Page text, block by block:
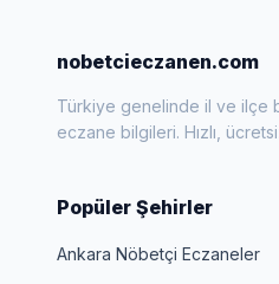
nobetcieczanen.com
Türkiye genelinde il ve ilçe
eczane bilgileri. Hızlı,
Popüler Şehirler
Ankara Nöbetçi Eczaneler